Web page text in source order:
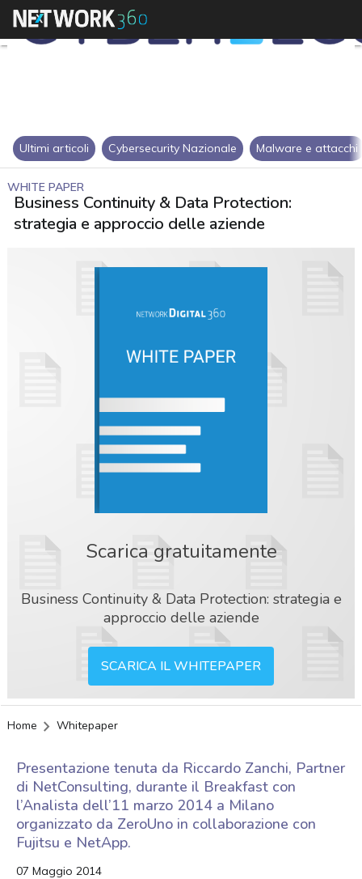
Ultimi articoli Cybersecurity Nazionale Malware e attacchi
WHITE PAPER
Business Continuity & Data Protection:
strategia e approccio delle aziende
Scarica gratuitamente
Business Continuity & Data Protection: strategia e
approccio delle aziende
SCARICA IL WHITEPAPER
Home Whitepaper
Presentazione tenuta da Riccardo Zanchi, Partner
di NetConsulting, durante il Breakfast con
l’Analista dell’11 marzo 2014 a Milano
organizzato da ZeroUno in collaborazione con
Fujitsu e NetApp.
07 Maggio 2014